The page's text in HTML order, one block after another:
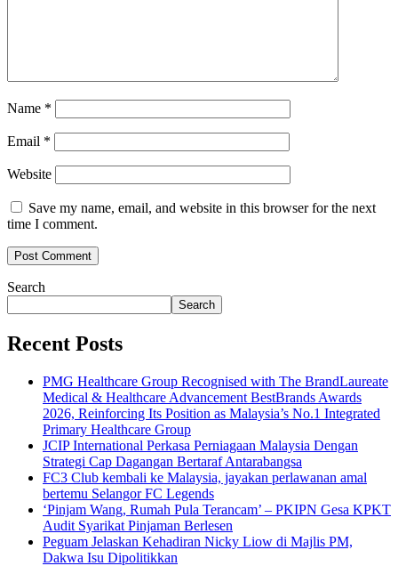
Name *
Email *
Website
Save my name, email, and website in this browser for the next
time I comment.
Search
Search
Recent Posts
PMG Healthcare Group Recognised with The BrandLaureate
Medical & Healthcare Advancement BestBrands Awards
2026, Reinforcing Its Position as Malaysia’s No.1 Integrated
Primary Healthcare Group
JCIP International Perkasa Perniagaan Malaysia Dengan
Strategi Cap Dagangan Bertaraf Antarabangsa
FC3 Club kembali ke Malaysia, jayakan perlawanan amal
bertemu Selangor FC Legends
‘Pinjam Wang, Rumah Pula Terancam’ – PKIPN Gesa KPKT
Audit Syarikat Pinjaman Berlesen
Peguam Jelaskan Kehadiran Nicky Liow di Majlis PM,
Dakwa Isu Dipolitikkan